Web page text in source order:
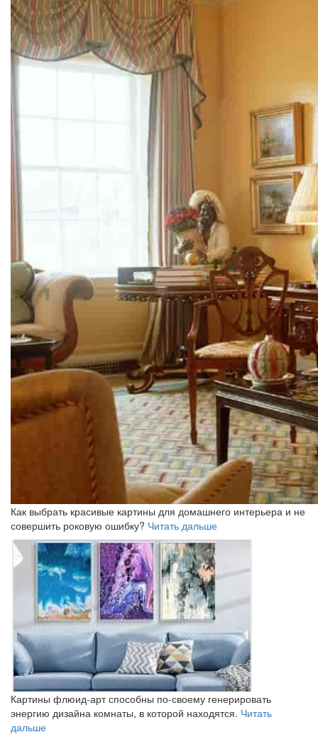
Как выбрать красивые картины для домашнего интерьера и не
совершить роковую ошибку? Читать дальше
Картины флюид-арт способны по-своему генерировать
энергию дизайна комнаты, в которой находятся. Читать
дальше